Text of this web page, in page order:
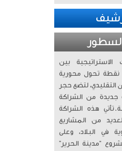
الاستراتيجية بين
نقطة تحول محورية
التقليدي، لتضع حجر
جديدة من الشراكة
​تأتي هذه الشراكة
من المشاريع
في البلاد، وعلى
“مدينة الحرير”